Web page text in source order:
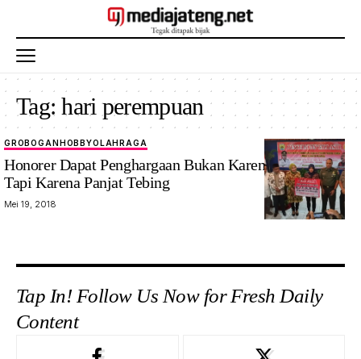
Tag:hari perempuan
GROBOGANHOBBYOLAHRAGA
Honorer Dapat Penghargaan Bukan Karena Kinerja,
Tapi Karena Panjat Tebing
Mei 19, 2018
Tap In! Follow Us Now for Fresh Daily
Content